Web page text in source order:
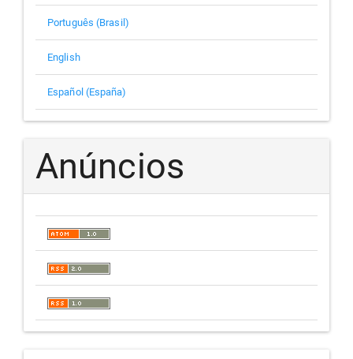
Português (Brasil)
English
Español (España)
Anúncios